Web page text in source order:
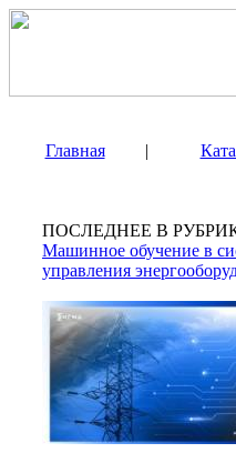
Главная |
ПОСЛЕДНЕЕ В
Машинное обучение в
управления